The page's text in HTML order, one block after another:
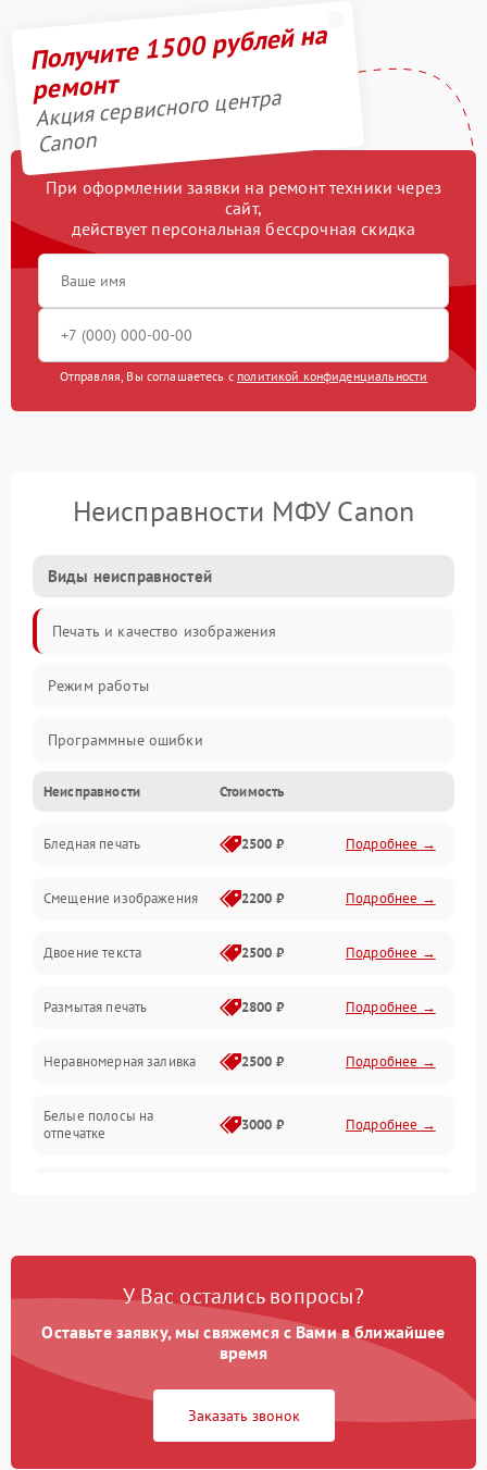
Получите 1500 рублей на
ремонт
Акция сервисного центра
Canon
При оформлении заявки на ремонт техники через
сайт,
действует персональная бессрочная скидка
Отправляя, Вы соглашаетесь с политикой конфиденциальности
Неисправности МФУ Canon
Виды неисправностей
Печать и качество изображения
Режим работы
Программные ошибки
Картриджи и расходники
Сканер и копирование
Механика и узлы
Программные сбои
Подключение и интерфейсы
Дисплей и органы управления
Изображение
Неисправности Стоимость
Бледная печать 2500 ₽ Подробнее →
Смещение изображения 2200 ₽ Подробнее →
Двоение текста 2500 ₽ Подробнее →
Размытая печать 2800 ₽ Подробнее →
Неравномерная заливка 2500 ₽ Подробнее →
Белые полосы на
отпечатке
3000 ₽ Подробнее →
У Вас остались вопросы?
Оставьте заявку, мы свяжемся с Вами в ближайшее
время
Заказать звонок